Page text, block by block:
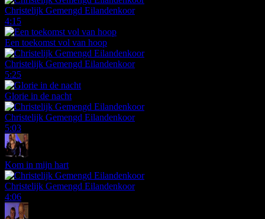
Christelijk Gemengd Eilandenkoor
4:15
Een toekomst vol van hoop
Christelijk Gemengd Eilandenkoor
5:25
Glorie in de nacht
Christelijk Gemengd Eilandenkoor
5:03
Kom in mijn hart
Christelijk Gemengd Eilandenkoor
4:06